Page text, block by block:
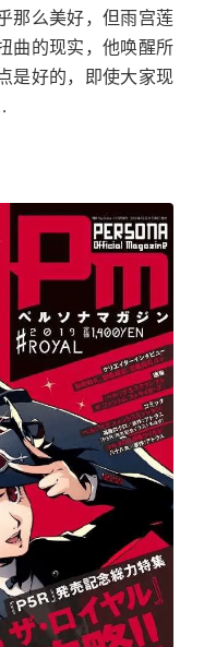
那么美好，但雨宫莲
曲的现实，他唤醒所
是好的，即使大家现